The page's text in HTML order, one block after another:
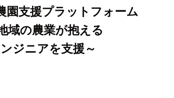
園支援プラットフォーム
の農業が抱える
ジニアを支援～